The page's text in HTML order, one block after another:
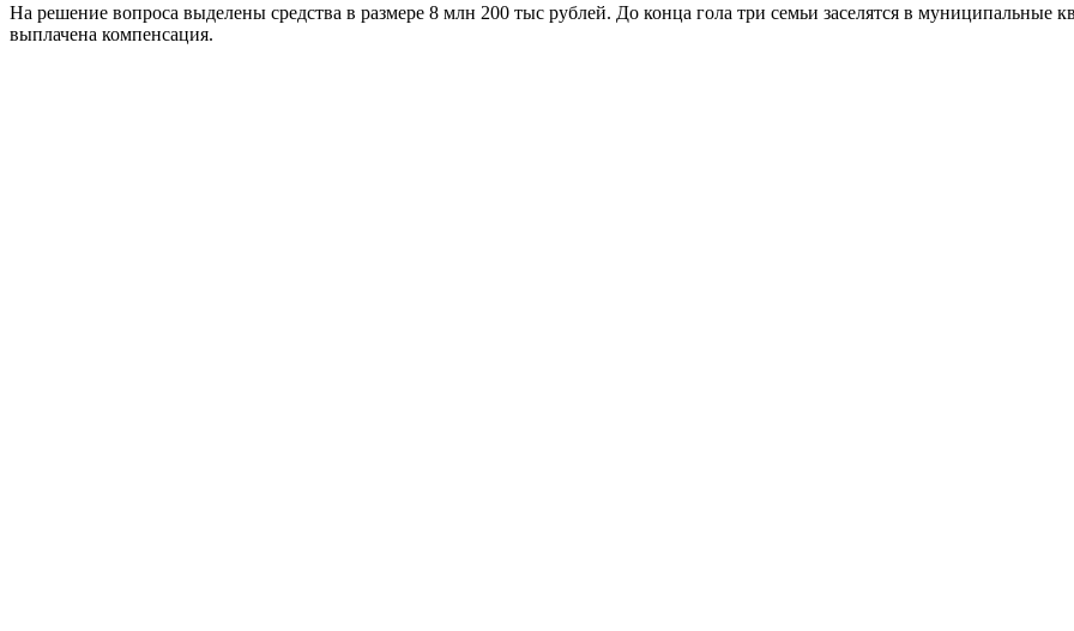
На решение вопроса выделены средства в размере 8 млн 200 тыс рублей. До конца гола три семьи заселятся в
выплачена компенсация.